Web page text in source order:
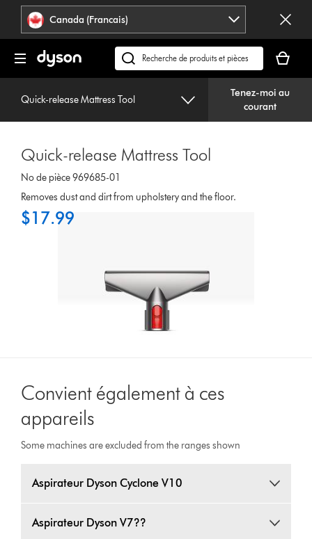
Veuillez
ou
appuyer
Déclaration
relative
à
l’accessibilité
Canada (Francais)
Recherchez
des
produits
support
site
panier
est
vide.
Quick-release Mattress Tool
Tenez-moi au
courant
Quick-release Mattress Tool
No de pièce 969685-01
Removes dust and dirt from upholstery and the floor.
$17.99
Convient également à ces
appareils
Some machines are excluded from the ranges shown
Aspirateur Dyson Cyclone V10
Aspirateur Dyson V7??